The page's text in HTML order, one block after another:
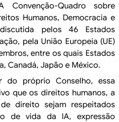
Quadrosobre
Humanos, Democracia e
pelos 46 Estados
pela União Europeia (UE)
entre os quais Estados
Canadá, Japão e México.
do próprio Conselho, essa
que os direitos humanos, a
direito sejam respeitados
de vida da IA, expressão